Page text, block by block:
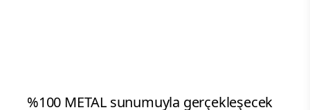
%100 METAL sunumuyla gerçekleşecek